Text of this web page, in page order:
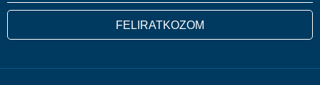
FELIRATKOZOM